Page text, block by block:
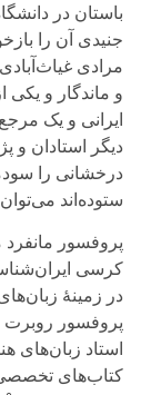
باستان در
جنیدی آن را
مرادی
و ماندگار و
دیگر استادان و
درخشانی را
ستوده‌اند
کرسی
در زمینهٔ
استاد زبان‌های
کتاب‌های تخصصی